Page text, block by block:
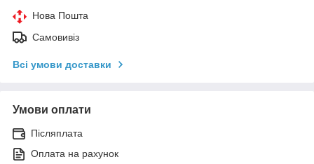
Нова Пошта
Самовивіз
Всі умови доставки
Умови оплати
Післяплата
Оплата на рахунок